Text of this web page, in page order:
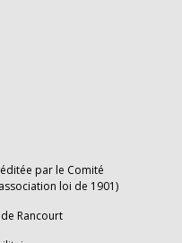
par le Comité
loi de 1901)
Rancourt